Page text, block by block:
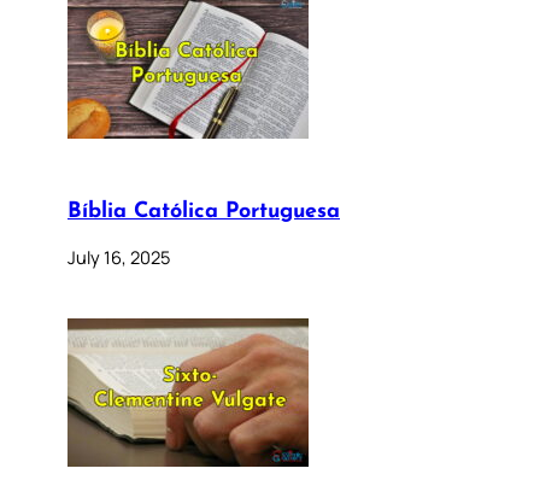
Bíblia Católica Portuguesa
July 16, 2025